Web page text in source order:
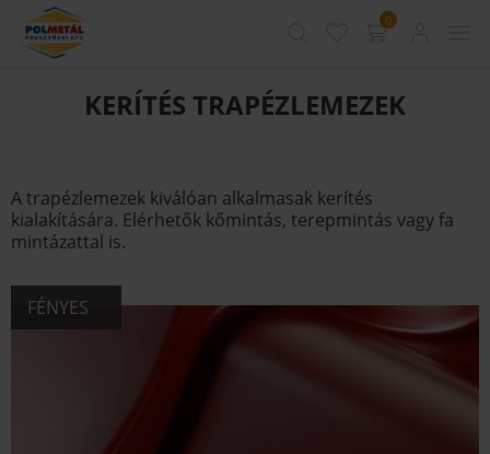
0
KERÍTÉS TRAPÉZLEMEZEK
A trapézlemezek kiválóan alkalmasak kerítés
kialakítására. Elérhetők kőmintás, terepmintás vagy fa
mintázattal is.
FÉNYES